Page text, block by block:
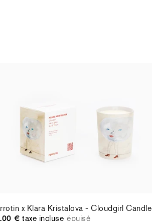
x Klara Kristalova - Cloudgirl Candle
€ taxe incluse épuisé